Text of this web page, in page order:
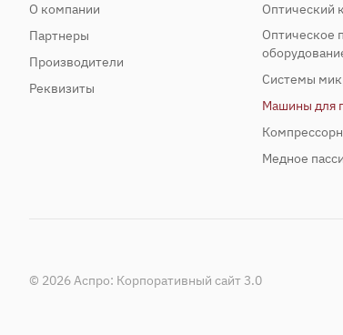
О компании
Партнеры
Производители
Реквизиты
Оптический
Оптическое
Системы
Машины для
Медное
© 2026 Аспро: Корпоративный сайт 3.0